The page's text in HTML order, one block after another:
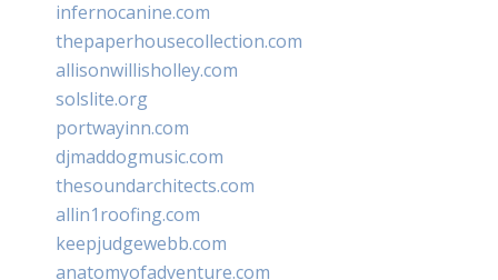
infernocanine.com
thepaperhousecollection.com
allisonwillisholley.com
solslite.org
portwayinn.com
djmaddogmusic.com
thesoundarchitects.com
allin1roofing.com
keepjudgewebb.com
anatomyofadventure.com